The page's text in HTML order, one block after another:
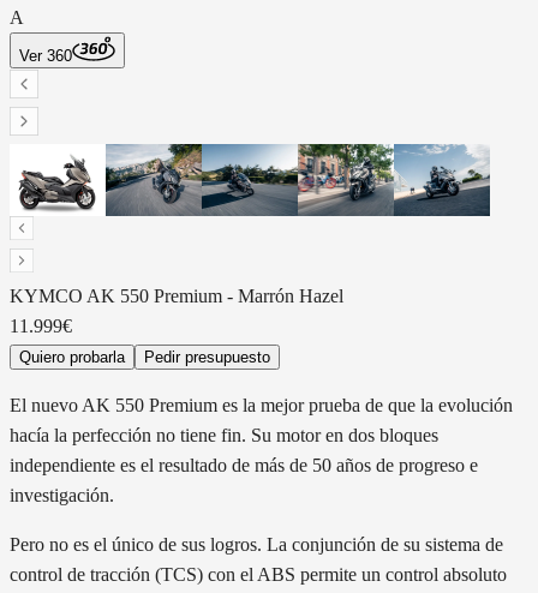
A
Ver 360
KYMCO AK 550 Premium - Marrón Hazel
11.999€
Quiero probarla Pedir presupuesto
El nuevo AK 550 Premium es la mejor prueba de que la evolución
hacía la perfección no tiene fin. Su motor en dos bloques
independiente es el resultado de más de 50 años de progreso e
investigación.
Pero no es el único de sus logros. La conjunción de su sistema de
control de tracción (TCS) con el ABS permite un control absoluto